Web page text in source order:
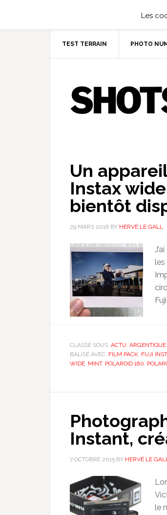
TEST TERRAIN PHOTO
Un
Instax
bientôt
29 MARS 2018 BY HERVÉ LE GALL
CLASSÉ SOUS :ACTU, ARGENTIQUE,
BALISÉ AVEC :FILM PACK, FUJI
WIDE, MINT, POLAROID 180,
Instant,
7 OCTOBRE 2015 BY HERVÉ LE
le
Les